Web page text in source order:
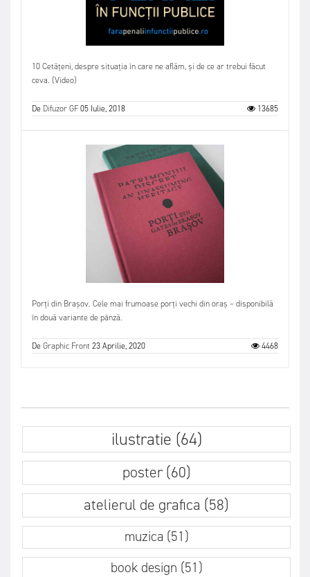
10 Cetățeni, despre situația în care ne aflăm, și de ce ar trebui făcut
ceva. (Video)
De Difuzor GF05 Iulie, 2018 13685
Porți din Brașov. Cele mai frumoase porți vechi din oraș – disponibilă
în două variante de pânză.
DeGraphic Front23 Aprilie, 2020 4468
ilustratie (64)
poster (60)
atelierul de grafica (58)
muzica (51)
book design (51)